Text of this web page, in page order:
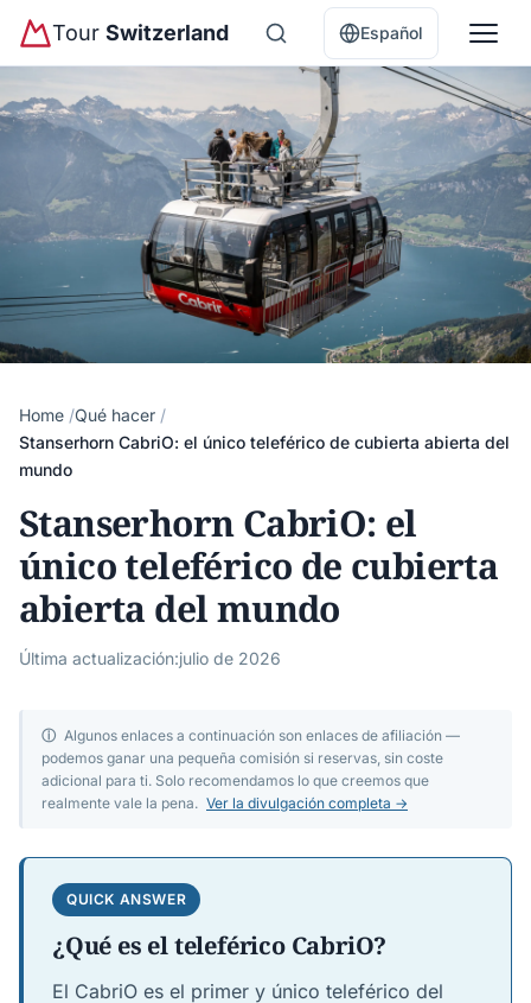
Tour Switzerland Español
Home Qué hacer
Stanserhorn CabriO: el único teleférico de cubierta abierta del
mundo
Stanserhorn CabriO: el
único teleférico de cubierta
abierta del mundo
Última actualización:julio de 2026
ⓘ Algunos enlaces a continuación son enlaces de afiliación —
podemos ganar una pequeña comisión si reservas, sin coste
adicional para ti. Solo recomendamos lo que creemos que
realmente vale la pena. Ver la divulgación completa →
QUICK ANSWER
¿Qué es el teleférico CabriO?
El CabriO es el primer y único teleférico del